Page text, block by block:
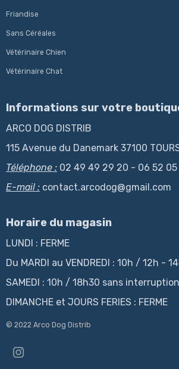
Friandise
Sans Céréales
Vétérinaire Chien
Vétérinaire Chat
Informations sur votre
ARCO DOG DISTRIB
115 Avenue du Danemark 37100
Téléphone : 02 49 49 29 20 - 06 52
E-mail : contact.arcodog@gmail.com
Horaire du magasin
LUNDI : FERME
Du MARDI au VENDREDI : 10h / 12h -
SAMEDI : 10h / 18h30 sans interruption
DIMANCHE et JOURS FERIES : FERME
© 2022 Arco Dog Distrib